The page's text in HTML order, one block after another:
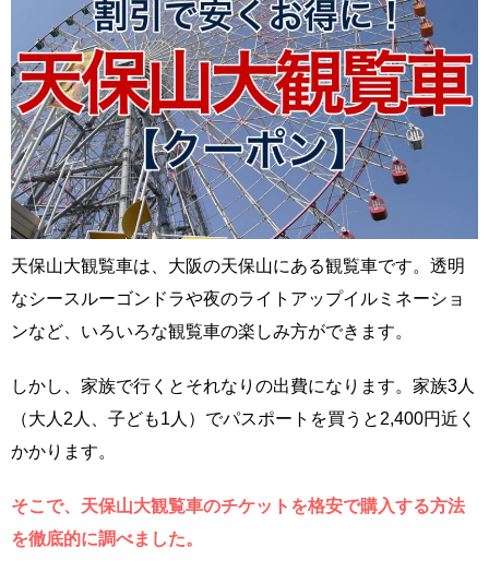
天保山大観覧車は、大阪の天保山にある観覧車です。透明
なシースルーゴンドラや夜のライトアップイルミネーショ
ンなど、いろいろな観覧車の楽しみ方ができます。
しかし、家族で行くとそれなりの出費になります。家族3人
（大人2人、子ども1人）でパスポートを買うと2,400円近く
かかります。
そこで、天保山大観覧車のチケットを格安で購入する方法
を徹底的に調べました。